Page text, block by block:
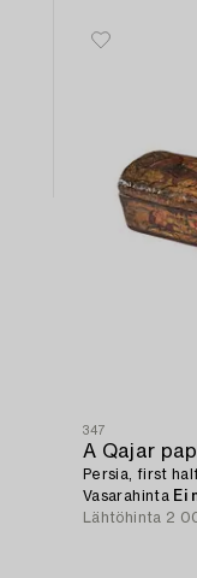
347
Persia, first
Vasarahinta Ei
Lähtöhinta 2